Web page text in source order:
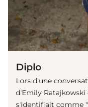
Diplo
Lors d'une
d'Emily Ratajkowski
s'identifiait comme